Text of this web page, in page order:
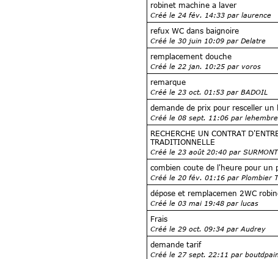
robinet machine a laver
Créé le 24 fév. 14:33 par laurence
refux WC dans baignoire
Créé le 30 juin 10:09 par Delatre
remplacement douche
Créé le 22 jan. 10:25 par voros
remarque
Créé le 23 oct. 01:53 par BADOIL
demande de prix pour resceller un
Créé le 08 sept. 11:06 par lehembre
RECHERCHE UN CONTRAT
TRADITIONNELLE
Créé le 23 août 20:40 par SURMONT
combien coute de l'heure pour un
Créé le 20 fév. 01:16 par Plombier
dépose et remplacemen 2WC
Créé le 03 mai 19:48 par lucas
Frais
Créé le 29 oct. 09:34 par Audrey
demande tarif
Créé le 27 sept. 22:11 par